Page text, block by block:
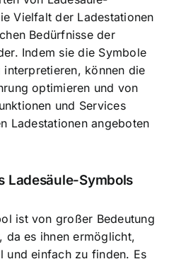
Vielfalt der Ladestationen
Bedürfnisse der
Indem sie die Symbole
können die
optimieren und von
und Services
Ladestationen angeboten
Ladesäule-Symbols
ist von großer Bedeutung
da es ihnen ermöglicht,
und einfach zu finden. Es